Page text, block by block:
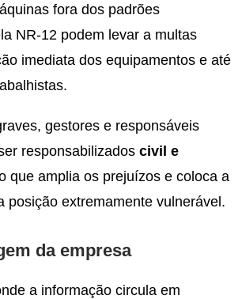
fora dos padrões
NR-12 podem levar a multas
imediata dos equipamentos e até
gestores e responsáveis
responsabilizados civil e
que amplia os prejuízos e coloca a
posição extremamente vulnerável.
da empresa
a informação circula em